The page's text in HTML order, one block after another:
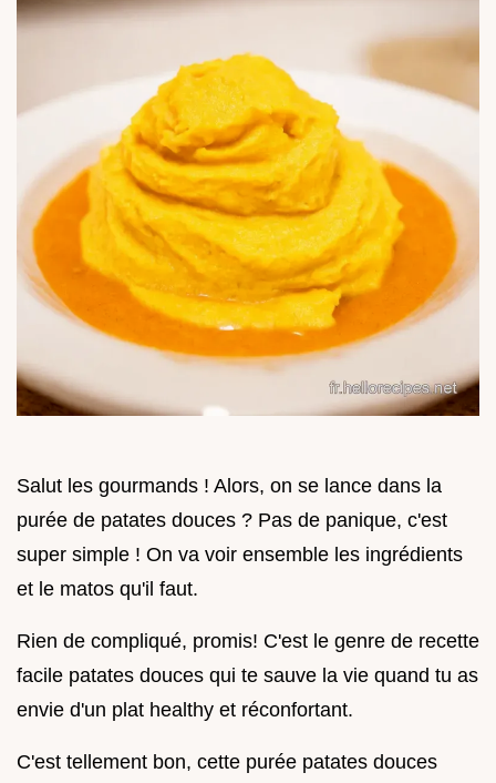
Salut les gourmands ! Alors, on se lance dans la
purée de patates douces ? Pas de panique, c'est
super simple ! On va voir ensemble les ingrédients
et le matos qu'il faut.
Rien de compliqué, promis! C'est le genre de recette
facile patates douces qui te sauve la vie quand tu as
envie d'un plat healthy et réconfortant.
C'est tellement bon, cette purée patates douces